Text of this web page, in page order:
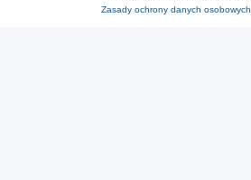
Zasady ochrony danych osobowych